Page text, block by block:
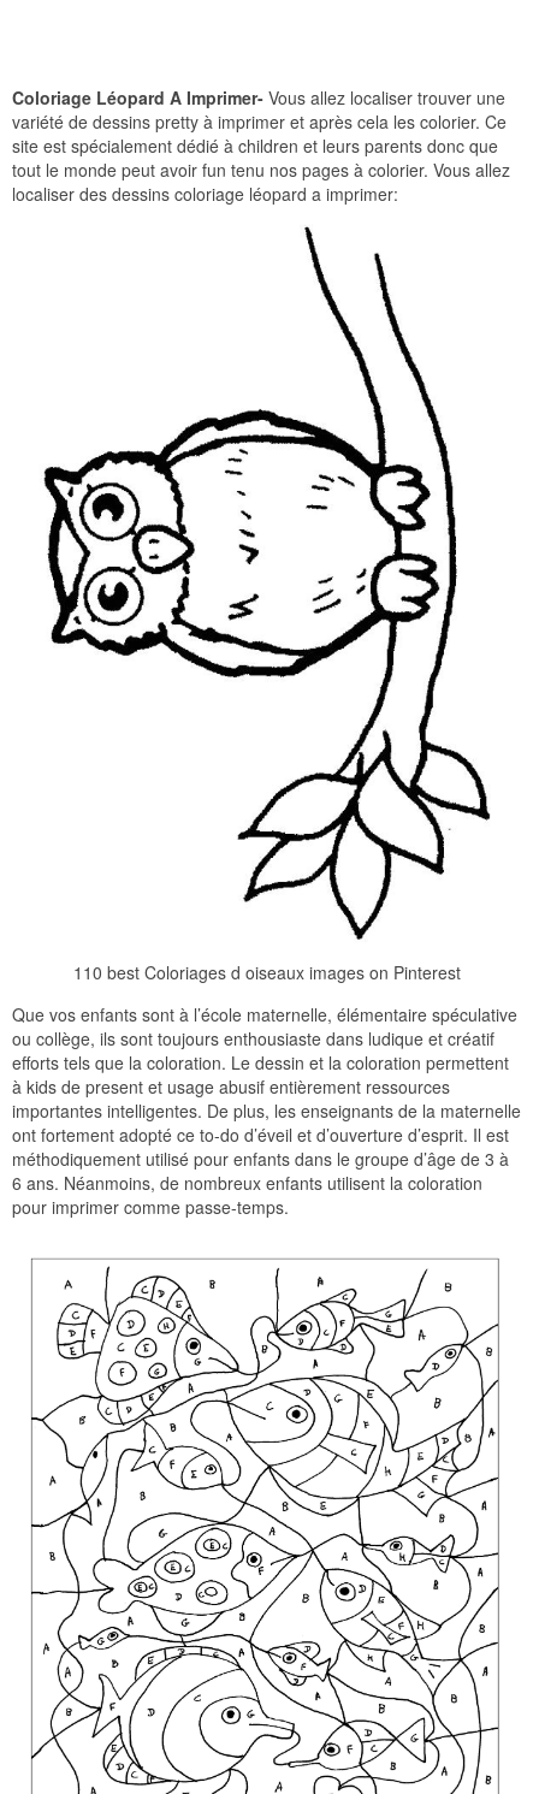
Coloriage Léopard A Imprimer- Vous allez localiser trouver une
variété de dessins pretty à imprimer et après cela les colorier. Ce
site est spécialement dédié à children et leurs parents donc que
tout le monde peut avoir fun tenu nos pages à colorier. Vous allez
localiser des dessins coloriage léopard a imprimer:
110 best Coloriages d oiseaux images on Pinterest
Que vos enfants sont à l’école maternelle, élémentaire spéculative
ou collège, ils sont toujours enthousiaste dans ludique et créatif
efforts tels que la coloration. Le dessin et la coloration permettent
à kids de present et usage abusif entièrement ressources
importantes intelligentes. De plus, les enseignants de la maternelle
ont fortement adopté ce to-do d’éveil et d’ouverture d’esprit. Il est
méthodiquement utilisé pour enfants dans le groupe d’âge de 3 à
6 ans. Néanmoins, de nombreux enfants utilisent la coloration
pour imprimer comme passe-temps.